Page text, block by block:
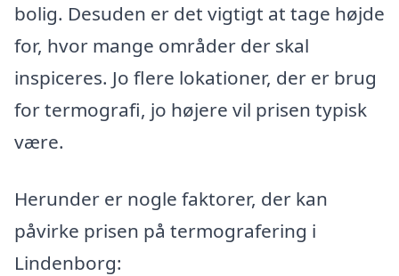
bolig. Desuden er det vigtigt at tage højde
for, hvor mange områder der skal
inspiceres. Jo flere lokationer, der er brug
for termografi, jo højere vil prisen typisk
være.
Herunder er nogle faktorer, der kan
påvirke prisen på termografering i
Lindenborg: